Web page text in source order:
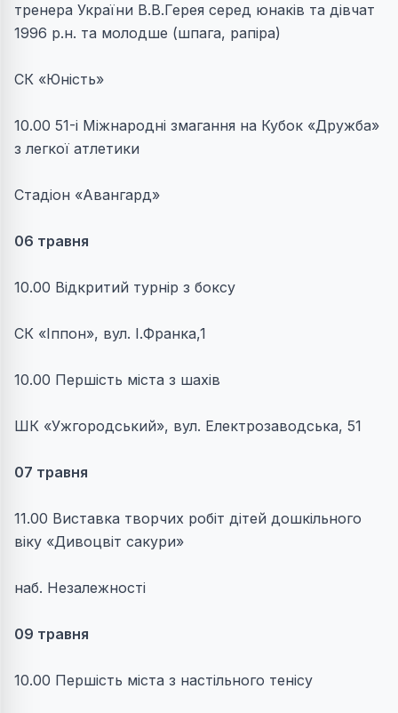
тренера України В.В.Герея серед юнаків та дівчат
1996 р.н. та молодше (шпага, рапіра)
СК «Юність»
10.00 51-і Міжнародні змагання на Кубок «Дружба»
з легкої атлетики
Стадіон «Авангард»
06 травня
10.00 Відкритий турнір з боксу
СК «Іппон», вул. І.Франка,1
10.00 Першість міста з шахів
ШК «Ужгородський», вул. Електрозаводська, 51
07 травня
11.00 Виставка творчих робіт дітей дошкільного
віку «Дивоцвіт сакури»
наб. Незалежності
09 травня
10.00 Першість міста з настільного тенісу